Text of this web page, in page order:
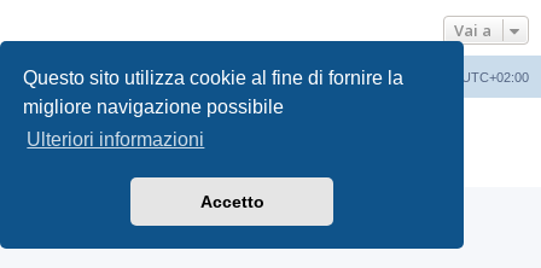
Questo sito utilizza cookie al fine di fornire la
migliore navigazione possibile
Ulteriori informazioni
Accetto
Vai a
T-Cross Club T-Cross Club Tutti gli orari sono UTC+02:00
Creato da phpBB
Traduzione Italiana